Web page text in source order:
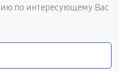
по интересующему Вас